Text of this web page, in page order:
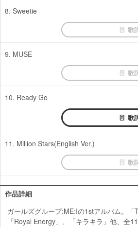
8. Sweetie
歌
9. MUSE
歌
10. Ready Go
歌
11. Million Stars(English Ver.)
歌
作品詳細
ガールズグループ:ME:Iの1stアルバム。「
「Royal Energy」、「キラキラ」他、全11